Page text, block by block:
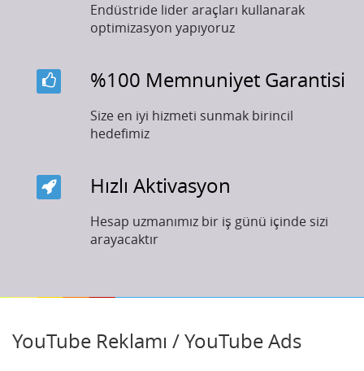
Endüstride lider araçları kullanarak
optimizasyon yapıyoruz
%100 Memnuniyet Garantisi
Size en iyi hizmeti sunmak birincil
hedefimiz
Hızlı Aktivasyon
Hesap uzmanımız bir iş günü içinde sizi
arayacaktır
YouTube Reklamı / YouTube Ads